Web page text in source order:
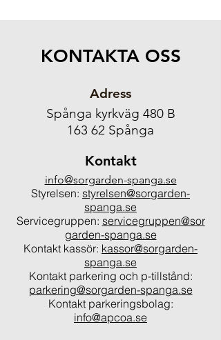
KONTAKTA OSS
Adress
Spånga kyrkväg 480 B
163 62 Spånga
Kontakt
info@sorgarden-spanga.se
Styrelsen: styrelsen@sorgarden-
spanga.se
Servicegruppen: servicegruppen@sor
garden-spanga.se
Kontakt kassör: kassor@sorgarden-
spanga.se
Kontakt parkering och p-tillstånd:
parkering@sorgarden-spanga.se
Kontakt parkeringsbolag:
info@apcoa.se